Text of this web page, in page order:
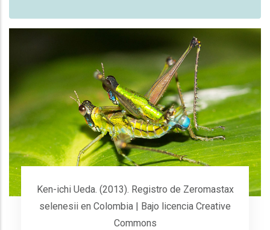
Ken-ichi Ueda. (2013). Registro de Zeromastax
selenesii en Colombia | Bajo licencia Creative
Commons